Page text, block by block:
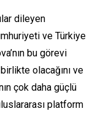
dileyen
ve Türkiye
bu görevi
olacağını ve
çok daha güçlü
platform